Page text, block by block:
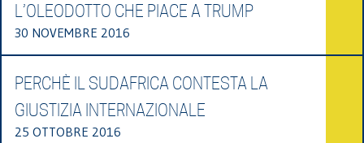
L’OLEODOTTO CHE PIACE A TRUMP
30 NOVEMBRE 2016
PERCHÈ IL SUDAFRICA CONTESTA LA
GIUSTIZIA INTERNAZIONALE
25 OTTOBRE 2016